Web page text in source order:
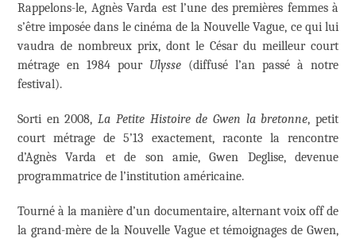
Rappelons-le, Agnès Varda est l’une des premières femmes à
s’être imposée dans le cinéma de la Nouvelle Vague, ce qui lui
vaudra de nombreux prix, dont le César du meilleur court
métrage en 1984 pour Ulysse (diffusé l’an passé à notre
festival).
Sorti en 2008,La Petite Histoire de Gwen la bretonne, petit
court métrage de 5’13 exactement, raconte la rencontre
d’Agnès Varda et de son amie, Gwen Deglise, devenue
programmatrice de l’institution américaine.
Tourné à la manière d’un documentaire, alternant voix off de
la grand-mère de la Nouvelle Vague et témoignages de Gwen,